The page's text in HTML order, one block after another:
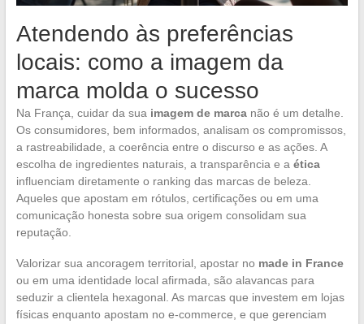
Atendendo às preferências
locais: como a imagem da
marca molda o sucesso
Na França, cuidar da sua imagem de marcanão é um detalhe.
Os consumidores, bem informados, analisam os compromissos,
a rastreabilidade, a coerência entre o discurso e as ações. A
escolha de ingredientes naturais, a transparência e a ética
influenciam diretamente o ranking das marcas de beleza.
Aqueles que apostam em rótulos, certificações ou em uma
comunicação honesta sobre sua origem consolidam sua
reputação.
Valorizar sua ancoragem territorial, apostar no made in France
ou em uma identidade local afirmada, são alavancas para
seduzir a clientela hexagonal. As marcas que investem em lojas
físicas enquanto apostam no e-commerce, e que gerenciam